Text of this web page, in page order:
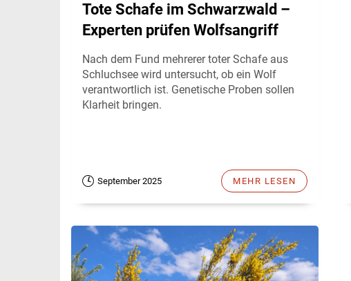
Tote Schafe im Schwarzwald –
Experten prüfen Wolfsangriff
Nach dem Fund mehrerer toter Schafe aus
Schluchsee wird untersucht, ob ein Wolf
verantwortlich ist. Genetische Proben sollen
Klarheit bringen.
September 2025 MEHR LESEN